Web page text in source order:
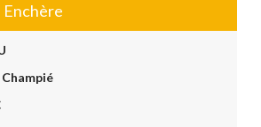
Enchère